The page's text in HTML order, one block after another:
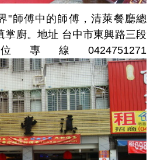
"師傅中的師傅，清萊餐廳總
掌廚。地址 台中市東興路三段
線0424751271